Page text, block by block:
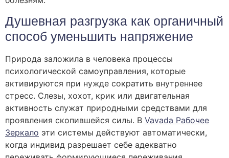
Душевная разгрузка как органичный
способ уменьшить напряжение
Природа заложила в человека процессы
психологической самоуправления, которые
активируются при нужде сократить внутреннее
стресс. Слезы, хохот, крик или двигательная
активность служат природными средствами для
проявления скопившейся силы. В Vavada Рабочее
Зеркало эти системы действуют автоматически,
когда индивид разрешает себе адекватно